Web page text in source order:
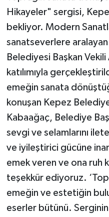
Hikayeler" sergisi,
bekliyor. Modern
sanatseverlere aralayan
Belediyesi Başkan
katılımıyla
emeğin sanata
konuşan Kepez
Kabaağaç, Belediye
sevgi ve selamlarını
ve iyileştirici gücüne
emek veren ve ona ruh
teşekkür ediyoruz.
emeğin ve estetiğin
eserler bütünü.
Sosyal medya
Spor
Teknoloji
Televizyon
Turizm
Yaşam